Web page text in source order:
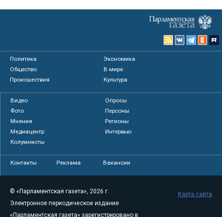
Политика
Экономика
Общество
В мире
Происшествия
Культура
Видео
Опросы
Фото
Персоны
Мнения
Регионы
Медиацентр
Интервью
Колумнисты
Контакты Реклама Вакансии
© «Парламентская газета», 2026 г.
Электронное периодическое издание
«Парламентская газета» зарегистрировано в
Карта сайта